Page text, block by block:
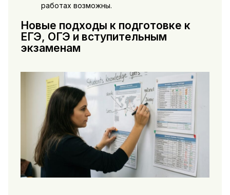
работах возможны.
Новые подходы к подготовке к
ЕГЭ, ОГЭ и вступительным
экзаменам